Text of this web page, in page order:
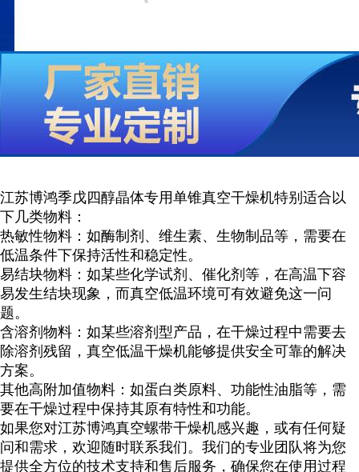
江苏博鸿季戊四醇晶体专用单锥真空干燥机特别适合以
下几类物料：
热敏性物料：如酶制剂、维生素、生物制品等，需要在
低温条件下保持活性和稳定性。
易结块物料：如某些化学试剂、催化剂等，在高温下容
易发生结块现象，而真空低温环境可有效避免这一问
题。
含溶剂物料：如某些溶剂型产品，在干燥过程中需要去
除溶剂残留，真空低温干燥机能够提供安全可靠的解决
方案。
其他高附加值物料：如蛋白类原料、功能性油脂等，需
要在干燥过程中保持其原有特性和功能。
如果您对江苏博鸿真空螺带干燥机感兴趣，或有任何疑
问和需求，欢迎随时联系我们。我们的专业团队将为您
提供全方位的技术支持和售后服务，确保您在使用过程